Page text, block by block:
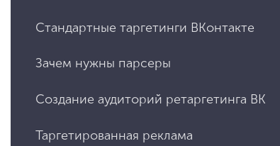
Стандартные таргетинги ВКонтакте
Зачем нужны парсеры
Создание аудиторий ретаргетинга ВК
Таргетированная реклама